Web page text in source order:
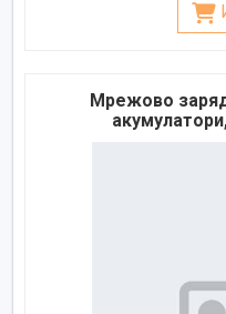
Мрежово